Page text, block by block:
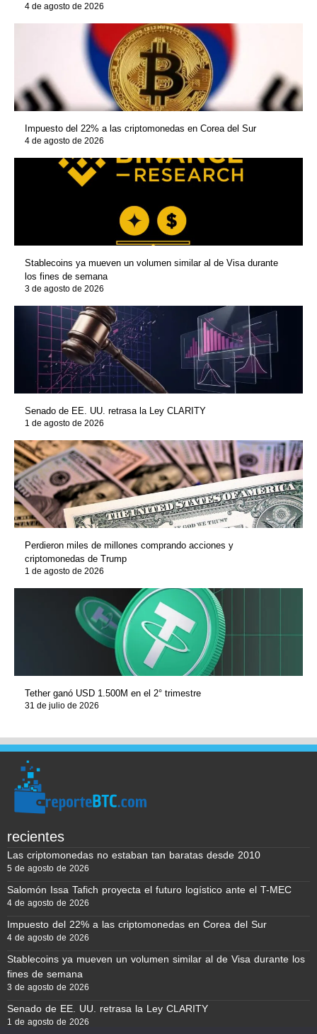
4 de agosto de 2026
Impuesto del 22% a las criptomonedas en Corea del Sur
4 de agosto de 2026
Stablecoins ya mueven un volumen similar al de Visa durante
los fines de semana
3 de agosto de 2026
Senado de EE. UU. retrasa la Ley CLARITY
1 de agosto de 2026
Perdieron miles de millones comprando acciones y
criptomonedas de Trump
1 de agosto de 2026
Tether ganó USD 1.500M en el 2° trimestre
31 de julio de 2026
recientes
Las criptomonedas no estaban tan baratas desde 2010
5 de agosto de 2026
Salomón Issa Tafich proyecta el futuro logístico ante el T-MEC
4 de agosto de 2026
Impuesto del 22% a las criptomonedas en Corea del Sur
4 de agosto de 2026
Stablecoins ya mueven un volumen similar al de Visa durante los
fines de semana
3 de agosto de 2026
Senado de EE. UU. retrasa la Ley CLARITY
1 de agosto de 2026